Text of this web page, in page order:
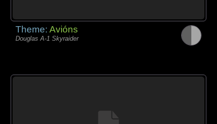
Theme:Avións
Douglas A-1 Skyraider